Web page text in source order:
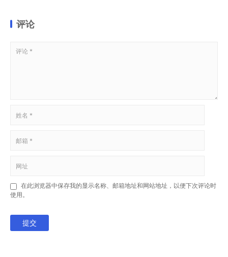
评论
在此浏览器中保存我的显示名称、邮箱地址和网站地址，以便下次评论时
使用。
提交